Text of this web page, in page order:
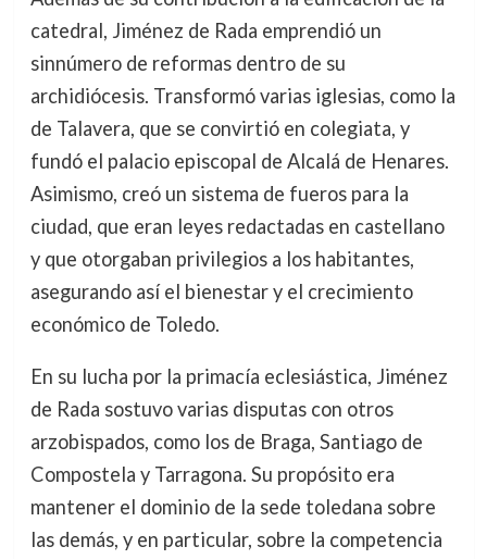
catedral, Jiménez de Rada emprendió un
sinnúmero de reformas dentro de su
archidiócesis. Transformó varias iglesias, como la
de Talavera, que se convirtió en colegiata, y
fundó el palacio episcopal de Alcalá de Henares.
Asimismo, creó un sistema de fueros para la
ciudad, que eran leyes redactadas en castellano
y que otorgaban privilegios a los habitantes,
asegurando así el bienestar y el crecimiento
económico de Toledo.
En su lucha por la primacía eclesiástica, Jiménez
de Rada sostuvo varias disputas con otros
arzobispados, como los de Braga, Santiago de
Compostela y Tarragona. Su propósito era
mantener el dominio de la sede toledana sobre
las demás, y en particular, sobre la competencia